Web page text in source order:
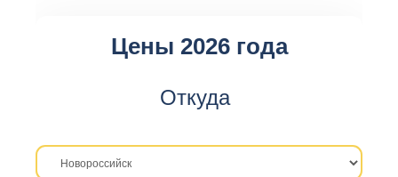
Цены 2026 года
Откуда